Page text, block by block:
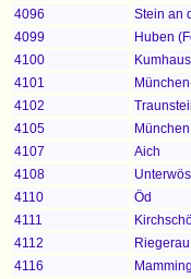
4096
Stein an
4099
Huben
4100
4101
4102
4105
4107
Aich
4108
4110
Öd
4111
4112
Riegerau
4116
Mamming